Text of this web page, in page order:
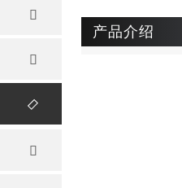
产品介绍



